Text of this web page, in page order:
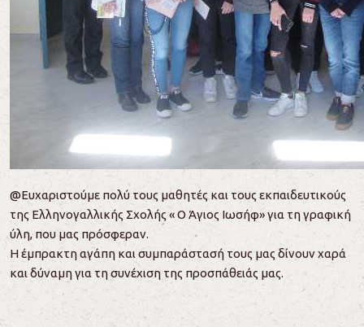
@Ευχαριστούμε πολύ τους μαθητές και τους εκπαιδευτικούς
της Ελληνογαλλικής Σχολής « Ο Άγιος Ιωσήφ» για τη γραφική
ύλη, που μας πρόσφεραν.
Η έμπρακτη αγάπη και συμπαράστασή τους μας δίνουν χαρά
και δύναμη για τη συνέχιση της προσπάθειάς μας.